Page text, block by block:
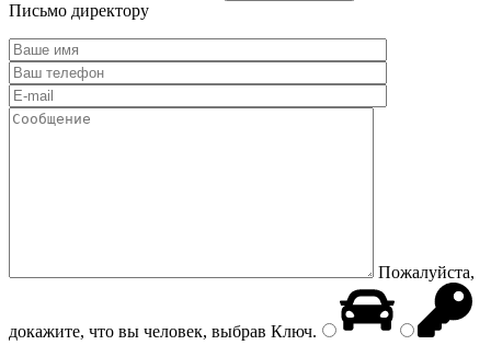
Письмо директору
Пожалуйста,
докажите, что вы человек, выбрав Ключ.